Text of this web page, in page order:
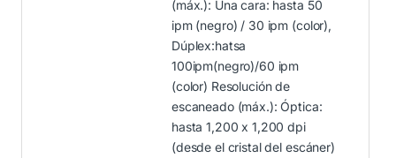
(máx.): Una cara: hasta 50
ipm (negro) / 30 ipm (color),
Dúplex:hatsa
100ipm(negro)/60 ipm
(color) Resolución de
escaneado (máx.): Óptica:
hasta 1,200 x 1,200 dpi
(desde el cristal del escáner)